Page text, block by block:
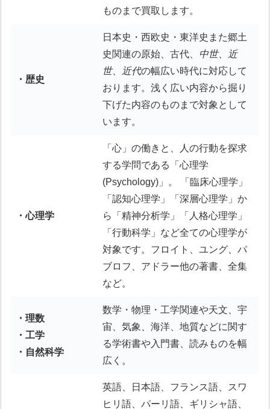
ものまで買取します。
・歴史
日本史・西欧史・東洋史また郷土
史関連の原始、古代、
中世、
近
世、 近代の幅広い時代に対応して
おります。浅く広い内容から掘り
下げた内容のものまで対象として
います。
・心理学
「心」の働きと、人の行動を探求
する学問である「心理学
(Psychology)」。 「臨床心理学」
「認知心理学」「深層心理学」か
ら「精神分析学」「人格心理学」
「行動科学」など全ての心理学が
対象です。フロイト、ユング、パ
ブロフ、アドラー他の著書、全集
など。
・理数
・工学
・自然科学
数学・物理・工学関連や天文、宇
宙、気象、海洋、地質などに関す
る学術書や入門書、読みものを幅
広く。
英語、日本語、フランス語、スワ
ヒリ語、パーリ語、ギリシャ語、